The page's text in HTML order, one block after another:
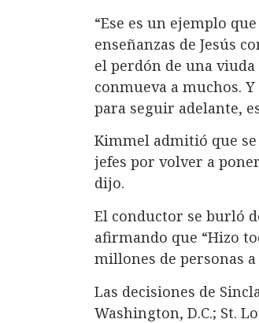
“Ese es un ejemplo
enseñanzas de Jesús
el perdón de una
conmueva a muchos.
para seguir adelante,
Kimmel admitió que se
jefes por volver a
dijo.
El conductor se burló
afirmando que “Hizo
millones de personas
Las decisiones de
Washington, D.C.; St.